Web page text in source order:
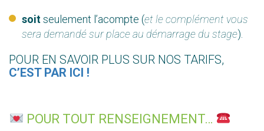
soitseulement l’acompte (et le complément vous
sera demandé sur place au démarrage du stage).
POUR EN SAVOIR PLUS SUR NOS TARIFS,
C’EST PAR ICI !
POUR TOUT RENSEIGNEMENT…